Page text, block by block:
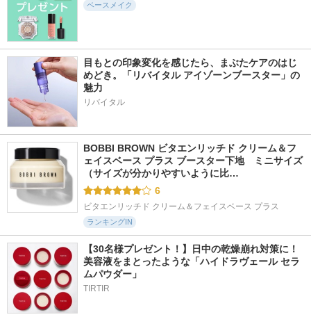
ベースメイク
目もとの印象変化を感じたら、まぶたケアのはじ
めどき。「リバイタル アイゾーンブースター」の
魅力
リバイタル
BOBBI BROWN ビタエンリッチド クリーム＆フ
ェイスベース プラス ブースター下地　ミニサイズ
（サイズが分かりやすいように比…
6
ビタエンリッチド クリーム＆フェイスベース プラス
ランキングIN
【30名様プレゼント！】日中の乾燥崩れ対策に！
美容液をまとったような「ハイドラヴェール セラ
ムパウダー」
TIRTIR